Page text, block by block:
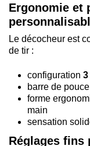
Ergonomie et
Le décocheur est
de tir :
configuration
barre de pouce
forme
main
sensation
Réglages